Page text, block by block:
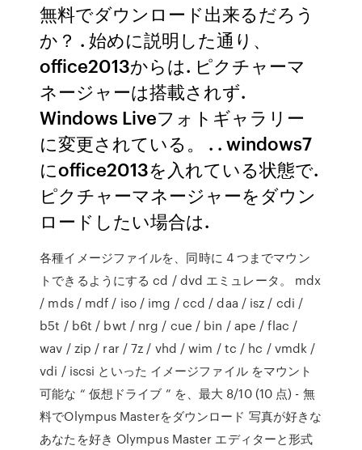
無料でダウンロード出来るだろう
か？ . 始めに説明した通り、
office2013からは. ピクチャーマ
ネージャーは搭載されず.
Windows Liveフォトギャラリー
に変更されている。 . . windows7
にoffice2013を入れている状態で.
ピクチャーマネージャーをダウン
ロードしたい場合は.
各種イメージファイルを、同時に 4 つまでマウン
トできるようにする cd / dvd エミュレータ。 mdx
/ mds / mdf / iso / img / ccd / daa / isz / cdi /
b5t / b6t / bwt / nrg / cue / bin / ape / flac /
wav / zip / rar / 7z / vhd / wim / tc / hc / vmdk /
vdi / iscsi といった イメージファイル をマウント
可能な “ 仮想ドライブ ” を、最大 8/10 (10 点) - 無
料でOlympus Masterをダウンロード 写真が好きな
あなたを好き Olympus Master エディターと形式